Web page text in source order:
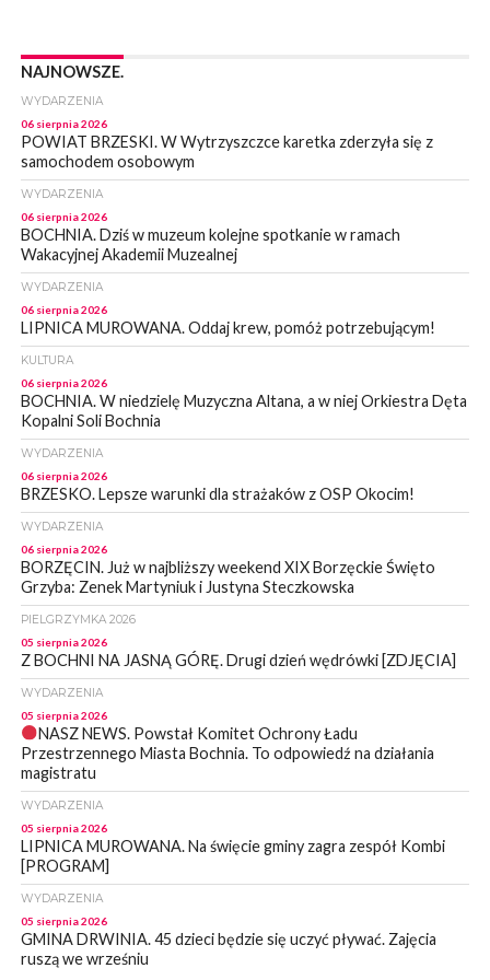
NAJNOWSZE.
WYDARZENIA
06 sierpnia 2026
POWIAT BRZESKI. W Wytrzyszczce karetka zderzyła się z
samochodem osobowym
WYDARZENIA
06 sierpnia 2026
BOCHNIA. Dziś w muzeum kolejne spotkanie w ramach
Wakacyjnej Akademii Muzealnej
WYDARZENIA
06 sierpnia 2026
LIPNICA MUROWANA. Oddaj krew, pomóż potrzebującym!
KULTURA
06 sierpnia 2026
BOCHNIA. W niedzielę Muzyczna Altana, a w niej Orkiestra Dęta
Kopalni Soli Bochnia
WYDARZENIA
06 sierpnia 2026
BRZESKO. Lepsze warunki dla strażaków z OSP Okocim!
WYDARZENIA
06 sierpnia 2026
BORZĘCIN. Już w najbliższy weekend XIX Borzęckie Święto
Grzyba: Zenek Martyniuk i Justyna Steczkowska
PIELGRZYMKA 2026
05 sierpnia 2026
Z BOCHNI NA JASNĄ GÓRĘ. Drugi dzień wędrówki [ZDJĘCIA]
WYDARZENIA
05 sierpnia 2026
NASZ NEWS. Powstał Komitet Ochrony Ładu
Przestrzennego Miasta Bochnia. To odpowiedź na działania
magistratu
WYDARZENIA
05 sierpnia 2026
LIPNICA MUROWANA. Na święcie gminy zagra zespół Kombi
[PROGRAM]
WYDARZENIA
05 sierpnia 2026
GMINA DRWINIA. 45 dzieci będzie się uczyć pływać. Zajęcia
ruszą we wrześniu